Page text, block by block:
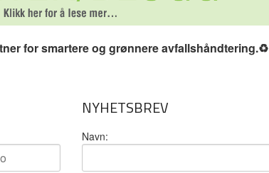
for smartere og grønnere avfallshåndtering.♻️
NYHETSBREV
Navn: